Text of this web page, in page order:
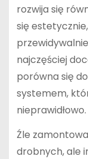
rozwija się
się
najczęściej
porówna się
systemem,
nieprawidłowo.
Źle
drobnych, ale